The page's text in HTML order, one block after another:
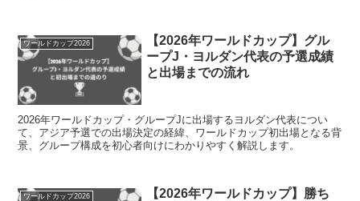
ワールドカップ2026
【2026年ワールドカップ】グル
ープJ・ヨルダン代表の予選成績
と出場までの流れ
2026年ワールドカップ・グループJに出場するヨルダン代表につい
て、アジア予選での出場決定の経緯、ワールドカップ初出場となる背
景、グループ構成を初心者向けにわかりやすく解説します。
ワールドカップ2026
【2026年ワールドカップ】勝ち